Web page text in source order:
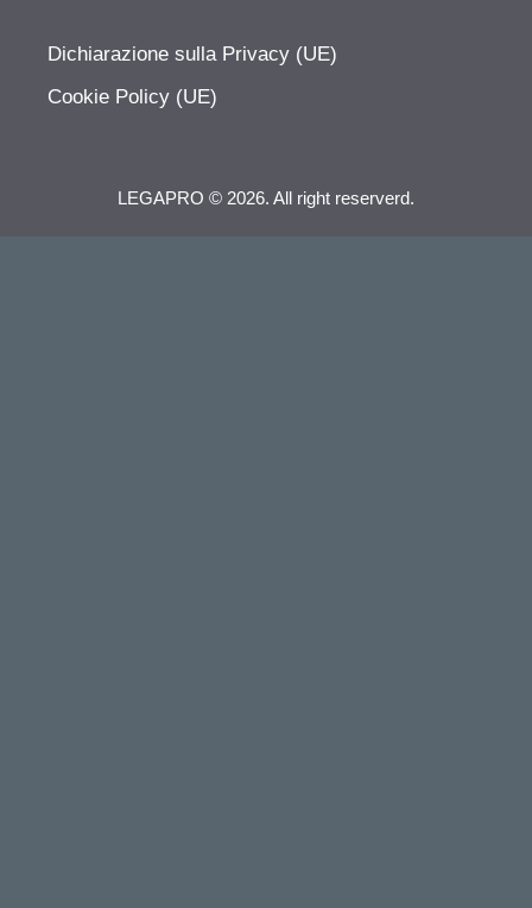
Dichiarazione sulla Privacy (UE)
Cookie Policy (UE)
LEGAPRO © 2026. All right reserverd.